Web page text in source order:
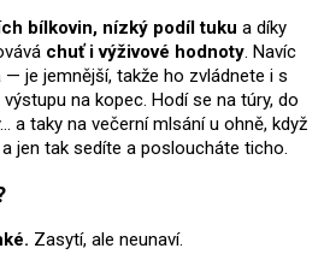
bílkovin, nízký podíl tuku a díky
chuť i výživové hodnoty . Navíc
— je jemnější, takže ho zvládnete i s
na kopec. Hodí se na túry, do
a taky na večerní mlsání u ohně, když
jen tak sedíte a posloucháte ticho.
Zasytí, ale neunaví.